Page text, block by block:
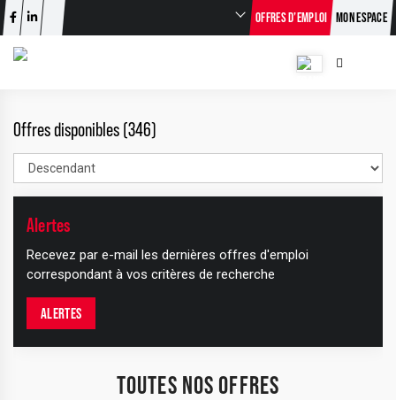
OFFRES D’EMPLOI MON ESPACE
Offres disponibles (346)
Alertes
Recevez par e-mail les dernières offres d'emploi
correspondant à vos critères de recherche
ALERTES
TOUTES NOS OFFRES